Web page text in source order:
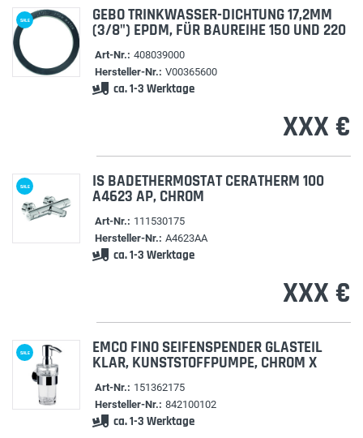
SALE GEBO TRINKWASSER-DICHTUNG 17,2MM
(3/8") EPDM, FÜR BAUREIHE 150 UND 220
Art-Nr.: 408039000
Hersteller-Nr.: V00365600
ca. 1-3 Werktage
XXX €
SALE IS BADETHERMOSTAT CERATHERM 100
A4623 AP, CHROM
Art-Nr.: 111530175
Hersteller-Nr.: A4623AA
ca. 1-3 Werktage
XXX €
SALE EMCO FINO SEIFENSPENDER GLASTEIL
KLAR, KUNSTSTOFFPUMPE, CHROM X
Art-Nr.: 151362175
Hersteller-Nr.: 842100102
ca. 1-3 Werktage